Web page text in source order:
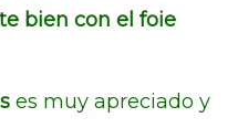
bien con el foie
es muy apreciado y